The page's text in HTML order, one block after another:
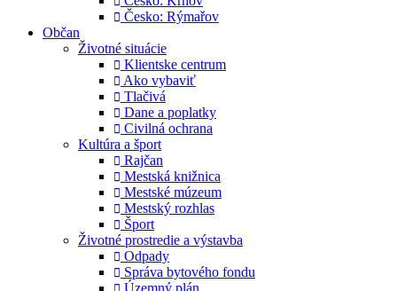
Česko: Rýmařov
Občan
Životné situácie
Klientske centrum
Ako vybaviť
Tlačivá
Dane a poplatky
Civilná ochrana
Kultúra a šport
Rajčan
Mestská knižnica
Mestské múzeum
Mestský rozhlas
Šport
Životné prostredie a výstavba
Odpady
Správa bytového fondu
Územný plán